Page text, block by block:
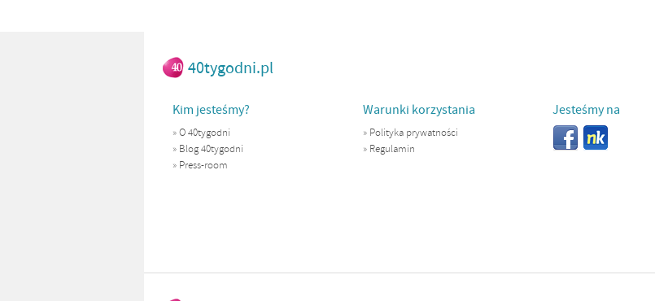
40tygodni.pl
Kim jesteśmy?
»O 40tygodni
» Blog 40tygodni
» Press-room
Warunki korzystania
» Polityka prywatności
» Regulamin
Jesteśmy na